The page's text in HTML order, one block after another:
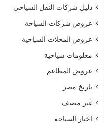
دليل شركات النقل السياحي
عروض شركات السياحة
عروض المحلات السياحية
معلومات سياحية
عروض المطاعم
تاريخ مصر
غير مصنف
اخبار السياحة